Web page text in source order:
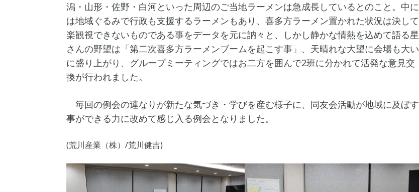
潟・山形・佐野・白河といった周辺のご当地ラーメンは急成長しているとのこと。中に
は地域ぐるみで行政も支援するラーメンもあり、喜多方ラーメン置かれた状況は決して
楽観視できないものである事をデータを元に訥々と、しかし静かな情熱を込めて語る星
さんの野望は「第二次喜多方ラーメンブームを起こす事」、天晴れな大望に会場も大い
に盛り上がり、グループミーティングではお二方を囲んで2班に分かれて活発な意見交
換が行われました。
毎回の例会の連なりが新たな気づき・学びを産む様子に、同友会活動が地域に及ぼす
事ができる力に改めて感じ入る例会となりました。
(荒川産業（株）/荒川健吉)